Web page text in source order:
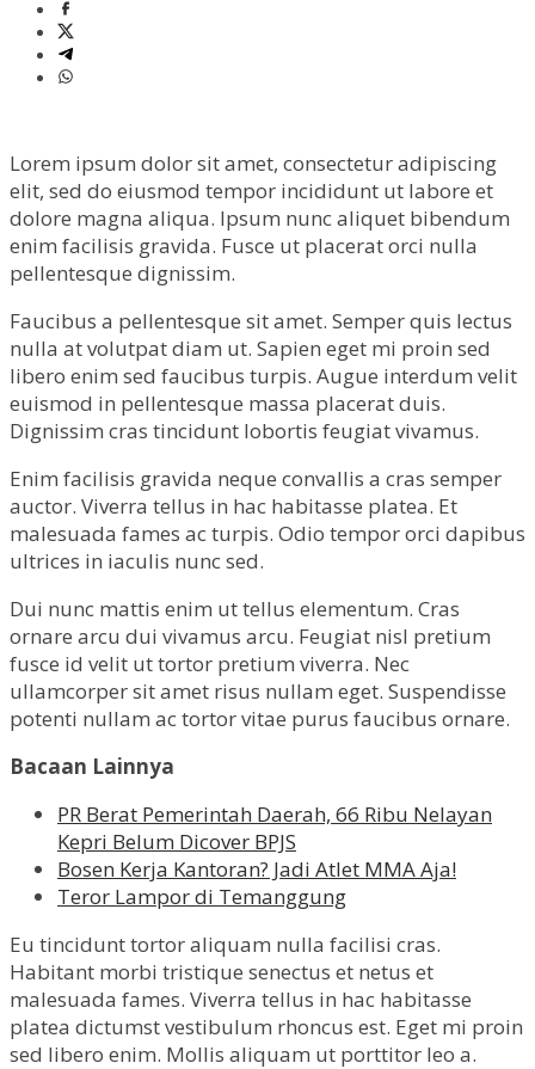
Lorem ipsum dolor sit amet, consectetur adipiscing
elit, sed do eiusmod tempor incididunt ut labore et
dolore magna aliqua. Ipsum nunc aliquet bibendum
enim facilisis gravida. Fusce ut placerat orci nulla
pellentesque dignissim.
Faucibus a pellentesque sit amet. Semper quis lectus
nulla at volutpat diam ut. Sapien eget mi proin sed
libero enim sed faucibus turpis. Augue interdum velit
euismod in pellentesque massa placerat duis.
Dignissim cras tincidunt lobortis feugiat vivamus.
Enim facilisis gravida neque convallis a cras semper
auctor. Viverra tellus in hac habitasse platea. Et
malesuada fames ac turpis. Odio tempor orci dapibus
ultrices in iaculis nunc sed.
Dui nunc mattis enim ut tellus elementum. Cras
ornare arcu dui vivamus arcu. Feugiat nisl pretium
fusce id velit ut tortor pretium viverra. Nec
ullamcorper sit amet risus nullam eget. Suspendisse
potenti nullam ac tortor vitae purus faucibus ornare.
Bacaan Lainnya
PR Berat Pemerintah Daerah, 66 Ribu Nelayan
Kepri Belum Dicover BPJS
Bosen Kerja Kantoran? Jadi Atlet MMA Aja!
Teror Lampor di Temanggung
Eu tincidunt tortor aliquam nulla facilisi cras.
Habitant morbi tristique senectus et netus et
malesuada fames. Viverra tellus in hac habitasse
platea dictumst vestibulum rhoncus est. Eget mi proin
sed libero enim. Mollis aliquam ut porttitor leo a.